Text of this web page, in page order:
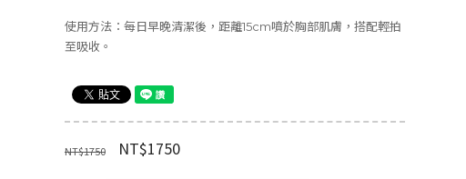
使用方法：每日早晚清潔後，距離15cm噴於胸部肌膚，搭配輕拍
至吸收。
NT$1750 NT$1750